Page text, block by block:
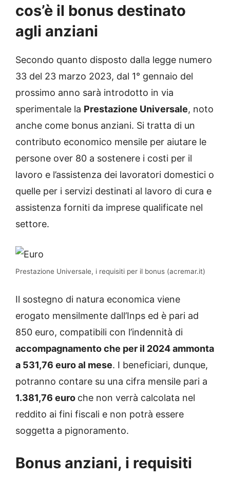
cos’è il bonus destinato
agli anziani
Secondo quanto disposto dalla legge numero
33 del 23 marzo 2023, dal 1° gennaio del
prossimo anno sarà introdotto in via
sperimentale la Prestazione Universale, noto
anche come bonus anziani. Si tratta di un
contributo economico mensile per aiutare le
persone over 80 a sostenere i costi per il
lavoro e l’assistenza dei lavoratori domestici o
quelle per i servizi destinati al lavoro di cura e
assistenza forniti da imprese qualificate nel
settore.
Prestazione Universale, i requisiti per il bonus (acremar.it)
Il sostegno di natura economica viene
erogato mensilmente dall’Inps ed è pari ad
850 euro, compatibili con l’indennità di
accompagnamento che per il 2024 ammonta
a 531,76 euro al mese. I beneficiari, dunque,
potranno contare su una cifra mensile pari a
1.381,76 euro che non verrà calcolata nel
reddito ai fini fiscali e non potrà essere
soggetta a pignoramento.
Bonus anziani, i requisiti